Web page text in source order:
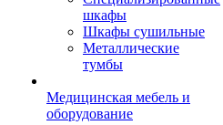
шкафы
Шкафы сушильные
Металлические
тумбы
Медицинская мебель и
оборудование